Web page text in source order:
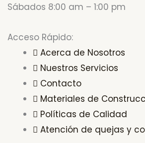
Sábados 8:00 am – 1:00 pm
Acceso Rápido:
Acerca de Nosotros
Nuestros Servicios
Contacto
Materiales de
Políticas de Calidad
Atención de quejas y